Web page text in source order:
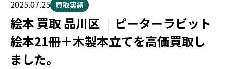
東京都
2025.07.25 買取実績
絵本 買取 品川区 ｜ピーターラビット
絵本21冊＋木製本立てを高価買取し
ました。